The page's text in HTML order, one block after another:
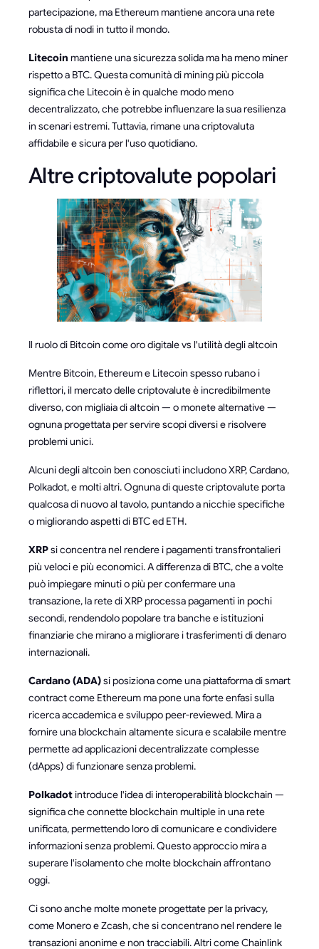
partecipazione, ma Ethereum mantiene ancora una rete
robusta di nodi in tutto il mondo.
Litecoin mantiene una sicurezza solida ma ha meno miner
rispetto a BTC. Questa comunità di mining più piccola
significa che Litecoin è in qualche modo meno
decentralizzato, che potrebbe influenzare la sua resilienza
in scenari estremi. Tuttavia, rimane una criptovaluta
affidabile e sicura per l'uso quotidiano.
Altre criptovalute popolari
Il ruolo di Bitcoin come oro digitale vs l'utilità degli altcoin
Mentre Bitcoin, Ethereum e Litecoin spesso rubano i
riflettori, il mercato delle criptovalute è incredibilmente
diverso, con migliaia di altcoin — o monete alternative —
ognuna progettata per servire scopi diversi e risolvere
problemi unici.
Alcuni degli altcoin ben conosciuti includono XRP, Cardano,
Polkadot, e molti altri. Ognuna di queste criptovalute porta
qualcosa di nuovo al tavolo, puntando a nicchie specifiche
o migliorando aspetti di BTC ed ETH.
XRPsi concentra nel rendere i pagamenti transfrontalieri
più veloci e più economici. A differenza di BTC, che a volte
può impiegare minuti o più per confermare una
transazione, la rete di XRP processa pagamenti in pochi
secondi, rendendolo popolare tra banche e istituzioni
finanziarie che mirano a migliorare i trasferimenti di denaro
internazionali.
Cardano (ADA)si posiziona come una piattaforma di smart
contract come Ethereum ma pone una forte enfasi sulla
ricerca accademica e sviluppo peer-reviewed. Mira a
fornire una blockchain altamente sicura e scalabile mentre
permette ad applicazioni decentralizzate complesse
(dApps) di funzionare senza problemi.
Polkadotintroduce l'idea di interoperabilità blockchain —
significa che connette blockchain multiple in una rete
unificata, permettendo loro di comunicare e condividere
informazioni senza problemi. Questo approccio mira a
superare l'isolamento che molte blockchain affrontano
oggi.
Ci sono anche molte monete progettate per la privacy,
come Monero e Zcash, che si concentrano nel rendere le
transazioni anonime e non tracciabili. Altri come Chainlink